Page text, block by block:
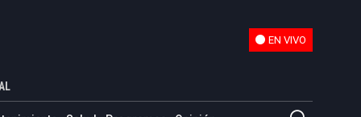
EN VIVO
un álbum para quedarse”
de las FARC